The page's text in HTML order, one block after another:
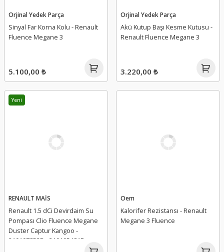
Orjinal Yedek Parça
Sinyal Far Korna Kolu - Renault
Fluence Megane 3
5.100,00 ₺
Orjinal Yedek Parça
Akü Kutup Başı Kesme Kutusu -
Renault Fluence Megane 3
3.220,00 ₺
Yeni
RENAULT MAİS
Renault 1.5 dCi Devirdaim Su
Pompası Clio Fluence Megane
Duster Captur Kangoo -
210107852R - 210105481R -
Oem
Kalorifer Rezistansı - Renault
Megane 3 Fluence